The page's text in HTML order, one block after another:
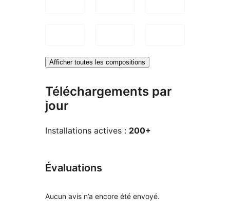
Afficher toutes les compositions
Téléchargements par
jour
Installations actives : 200+
Évaluations
Aucun avis n’a encore été envoyé.